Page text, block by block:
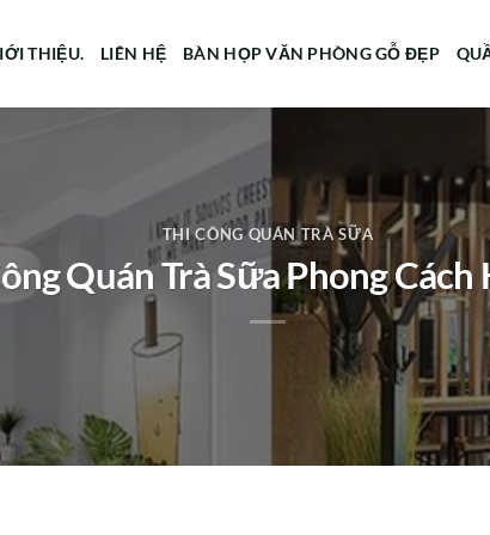
THIỆU. LIÊN HỆ BÀN HỌP VĂN PHÒNG GỖ ĐẸP
THI CÔNG QUÁN TRÀ SỮA
Quán Trà Sữa Phong